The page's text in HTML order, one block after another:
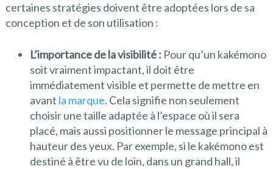
certaines stratégies doivent être adoptées lors de sa
conception et de son utilisation :
L’importance de la visibilité : Pour qu’un kakémono
soit vraiment impactant, il doit être
immédiatement visible et permette de mettre en
avant la marque. Cela signifie non seulement
choisir une taille adaptée à l’espace où il sera
placé, mais aussi positionner le message principal à
hauteur des yeux. Par exemple, si le kakémono est
destiné à être vu de loin, dans un grand hall, il